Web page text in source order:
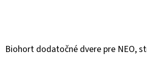
Biohort dodatočné dvere pre NEO,